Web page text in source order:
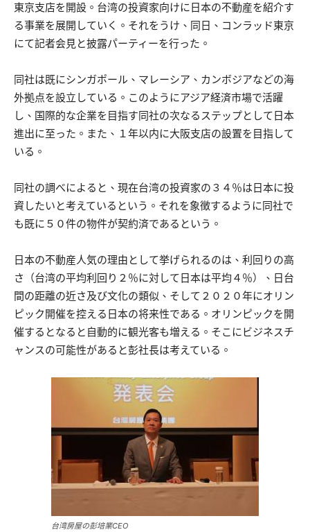
東京支店を開設。台湾の投資家向けに日本の不動産を紹介す
る事業を展開していく。それをうけ、同日、コンラッド東京
にて記者会見と披露パーティーを行った。
同社は既にシンガポール、マレーシア、カンボジアなどの海
外拠点を設立している。このようにアジア経済市場で活躍
し、国際的な企業を目指す同社の次なるステップとして日本
進出に至った。また、１年以内に大阪支店の設置を目指して
いる。
同社の調べによると、現在台湾の投資家の３４％は日本に投
資したいと考えているという。それを象徴するように同社で
も既に５０件の物件が契約済であるという。
日本の不動産人気の理由として挙げられるのは、利回りの高
さ（台湾の平均利回り２％に対して日本は平均４％）、日台
間の距離の近さ及び文化の類似、そして２０２０年にオリン
ピック開催を控える日本の将来性である。オリンピックを開
催するとなると自動的に観光客も増える。そこにビジネスチ
ャンスの可能性があると彭社長は考えている。
台湾房屋の彭培業CEO